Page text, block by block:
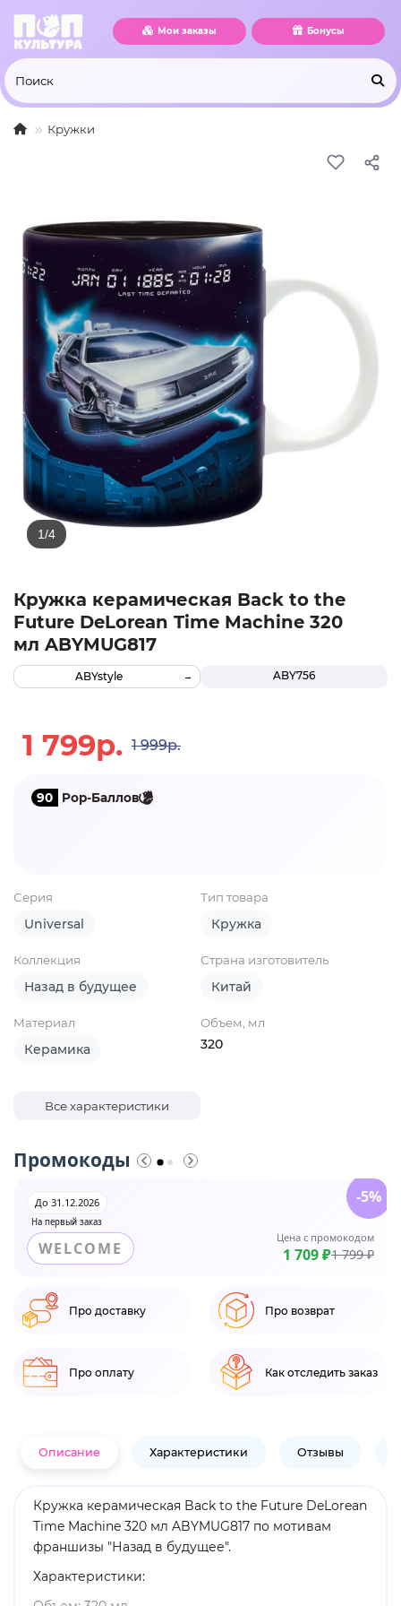
Мои заказы Бонусы
Кружки
Кружка керамическая Back to the
Future DeLorean Time Machine 320
мл ABYMUG817
ABY756
ABYstyle
1 799р. 1 999р.
90 Pop-Баллов
Серия
Universal
Тип товара
Кружка
Коллекция
Назад в будущее
Страна изготовитель
Китай
Материал
Керамика
Объем, мл
320
Все характеристики
Промокоды
На первый заказ
До 31.12.2026
WELCOME
Цена с промокодом
1 709 ₽1 799 ₽
-5%
Про доставку Про возврат
Про оплату Как отследить заказ
Описание Характеристики Отзывы
Кружка керамическая Back to the Future DeLorean
Time Machine 320 мл ABYMUG817 по мотивам
франшизы "Назад в будущее".
Характеристики: